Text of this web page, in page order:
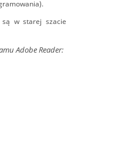
w starej szacie
Adobe Reader: